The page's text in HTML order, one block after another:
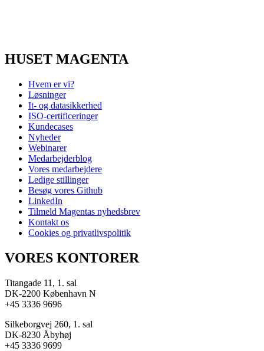
HUSET MAGENTA
Hvem er vi?
Løsninger
It- og datasikkerhed
ISO-certificeringer
Kundecases
Nyheder
Webinarer
Medarbejderblog
Vores medarbejdere
Ledige stillinger
Besøg vores Github
LinkedIn
Tilmeld Magentas nyhedsbrev
Kontakt os
Cookies og privatlivspolitik
VORES KONTORER
Titangade 11, 1. sal
DK-2200 København N
+45 3336 9696
Silkeborgvej 260, 1. sal
DK-8230 Åbyhøj
+45 3336 9699